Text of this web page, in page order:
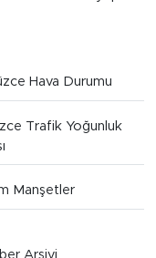
Hava Durumu
Trafik Yoğunluk
Manşetler
Arşivi